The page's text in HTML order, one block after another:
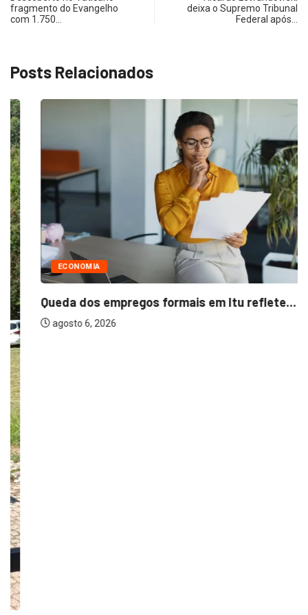
fragmento do Evangelho
com 1.750…
deixa o Supremo Tribunal
Federal após…
Posts Relacionados
ECONOMIA
Queda dos empregos formais em Itu reflete...
agosto 6, 2026